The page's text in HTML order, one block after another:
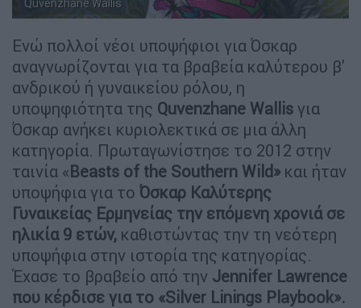
Quvenzhane Wallis
Ενώ πολλοί νέοι υποψήφιοι για Όσκαρ
αναγνωρίζονται για τα βραβεία καλύτερου β'
ανδρικού ή γυναικείου ρόλου, η
υποψηφιότητα της Quvenzhane Wallis για
Όσκαρ ανήκει κυριολεκτικά σε μια άλλη
κατηγορία. Πρωταγωνίστησε το 2012 στην
ταινία «Beasts of the Southern Wild» και ήταν
υποψήφια για το Όσκαρ Καλύτερης
Γυναικείας Ερμηνείας την επόμενη χρονιά σε
ηλικία 9 ετών, καθιστώντας την τη νεότερη
υποψήφια στην ιστορία της κατηγορίας.
Έχασε το βραβείο από την Jennifer Lawrence
που κέρδισε για το «Silver Linings Playbook».